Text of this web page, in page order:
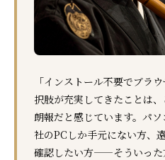
「インストール不要でブラ
択肢が充実してきたことは
朗報だと感じています。パ
社のPCしか手元にない方、
確認したい方——そういった